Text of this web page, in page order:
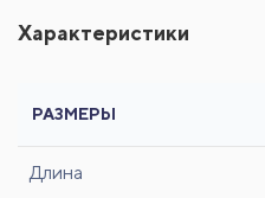
Характеристики
РАЗМЕРЫ
Длина